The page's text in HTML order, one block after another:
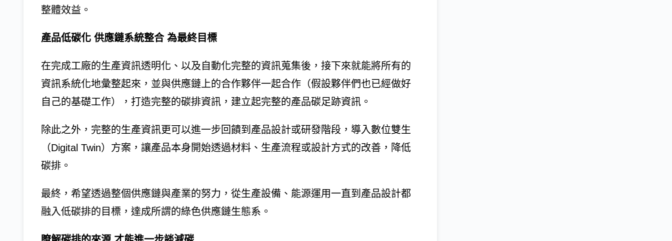
整體效益。
產品低碳化 供應鏈系統整合 為最終目標
在完成工廠的生產資訊透明化、以及自動化完整的資訊蒐集後，接下來就能將所有的
資訊系統化地彙整起來，並與供應鏈上的合作夥伴一起合作（假設夥伴們也已經做好
自己的基礎工作），打造完整的碳排資訊，建立起完整的產品碳足跡資訊。
除此之外，完整的生產資訊更可以進一步回饋到產品設計或研發階段，導入數位雙生
（Digital Twin）方案，讓產品本身開始透過材料、生產流程或設計方式的改善，降低
碳排。
最終，希望透過整個供應鏈與產業的努力，從生產設備、能源運用一直到產品設計都
融入低碳排的目標，達成所謂的綠色供應鏈生態系。